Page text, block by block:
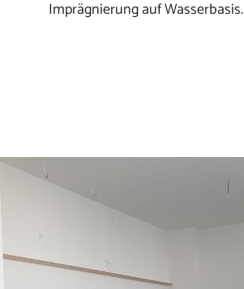
Imprägnierung auf Wasserbasis.